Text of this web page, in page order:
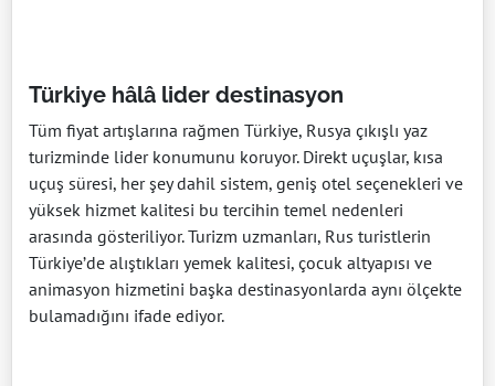
Türkiye hâlâ lider destinasyon
Tüm fiyat artışlarına rağmen Türkiye, Rusya çıkışlı yaz
turizminde lider konumunu koruyor. Direkt uçuşlar, kısa
uçuş süresi, her şey dahil sistem, geniş otel seçenekleri ve
yüksek hizmet kalitesi bu tercihin temel nedenleri
arasında gösteriliyor. Turizm uzmanları, Rus turistlerin
Türkiye’de alıştıkları yemek kalitesi, çocuk altyapısı ve
animasyon hizmetini başka destinasyonlarda aynı ölçekte
bulamadığını ifade ediyor.